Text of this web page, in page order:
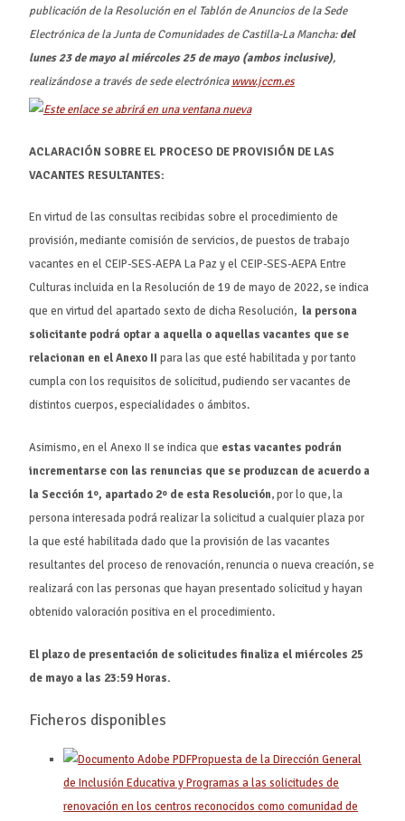
publicación de la Resolución en el Tablón de Anuncios de la Sede
Electrónica de la Junta de Comunidades de Castilla-La Mancha:del
lunes 23 de mayo al miércoles 25 de mayo (ambos inclusive),
realizándose a través de sede electrónicawww.jccm.es
ACLARACIÓN SOBRE EL PROCESO DE PROVISIÓN DE LAS
VACANTES RESULTANTES:
En virtud de las consultas recibidas sobre el procedimiento de
provisión, mediante comisión de servicios, de puestos de trabajo
vacantes en el CEIP-SES-AEPA La Paz y el CEIP-SES-AEPA Entre
Culturas incluida en la Resolución de 19 de mayo de 2022, se indica
que en virtud del apartado sexto de dicha Resolución, la persona
solicitante podrá optar a aquella o aquellas vacantes que se
relacionan en el Anexo II para las que esté habilitada y por tanto
cumpla con los requisitos de solicitud, pudiendo ser vacantes de
distintos cuerpos, especialidades o ámbitos.
Asimismo, en el Anexo II se indica que estas vacantes podrán
incrementarse con las renuncias que se produzcan de acuerdo a
la Sección 1º, apartado 2º de esta Resolución, por lo que, la
persona interesada podrá realizar la solicitud a cualquier plaza por
la que esté habilitada dado que la provisión de las vacantes
resultantes del proceso de renovación, renuncia o nueva creación, se
realizará con las personas que hayan presentado solicitud y hayan
obtenido valoración positiva en el procedimiento.
El plazo de presentación de solicitudes finaliza el miércoles 25
de mayo a las 23:59 Horas.
Ficheros disponibles
Propuesta de la Dirección General
de Inclusión Educativa y Programas a las solicitudes de
renovación en los centros reconocidos como comunidad de